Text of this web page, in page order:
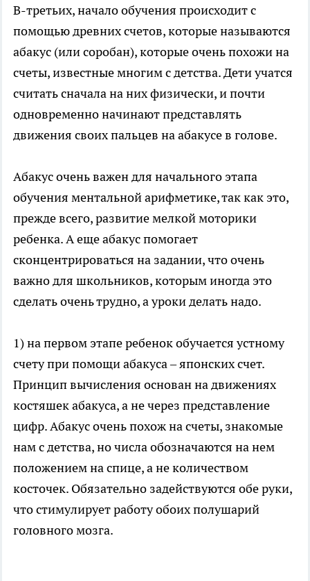
В-третьих, начало обучения происходит с
помощью древних счетов, которые называются
абакус (или соробан), которые очень похожи на
счеты, известные многим с детства. Дети учатся
считать сначала на них физически, и почти
одновременно начинают представлять
движения своих пальцев на абакусе в голове.
Абакус очень важен для начального этапа
обучения ментальной арифметике, так как это,
прежде всего, развитие мелкой моторики
ребенка. А еще абакус помогает
сконцентрироваться на задании, что очень
важно для школьников, которым иногда это
сделать очень трудно, а уроки делать надо.
1) на первом этапе ребенок обучается устному
счету при помощи абакуса – японских счет.
Принцип вычисления основан на движениях
костяшек абакуса, а не через представление
цифр. Абакус очень похож на счеты, знакомые
нам с детства, но числа обозначаются на нем
положением на спице, а не количеством
косточек. Обязательно задействуются обе руки,
что стимулирует работу обоих полушарий
головного мозга.